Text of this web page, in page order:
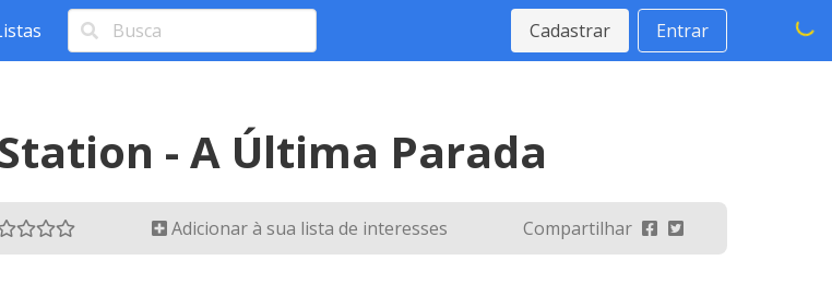
Cadastrar Entrar
- A Última Parada
Adicionar à sua lista de interesses Compartilhar